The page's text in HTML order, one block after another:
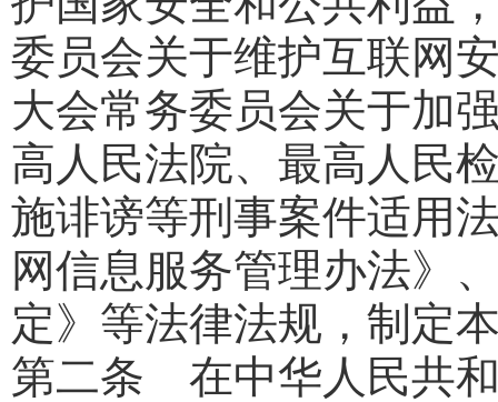
委员会关于维护互联网
大会常务委员会关于加
高人民法院、最高人民
施诽谤等刑事案件适用
网信息服务管理办法》
定》等法律法规，制定
第二条 在中华人民共